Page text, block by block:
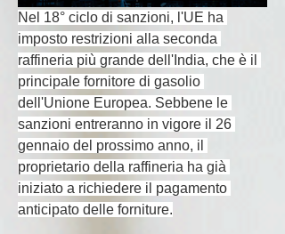
Nel 18° ciclo di sanzioni, l'UE ha
imposto restrizioni alla seconda
raffineria più grande dell'India, che è il
principale fornitore di gasolio
dell'Unione Europea. Sebbene le
sanzioni entreranno in vigore il 26
gennaio del prossimo anno, il
proprietario della raffineria ha già
iniziato a richiedere il pagamento
anticipato delle forniture.